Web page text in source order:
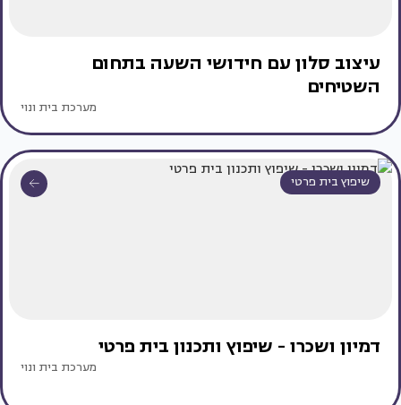
עיצוב סלון עם חידושי השעה בתחום
השטיחים
מערכת בית ונוי
שיפוץ בית פרטי
דמיון ושכרו - שיפוץ ותכנון בית פרטי
מערכת בית ונוי